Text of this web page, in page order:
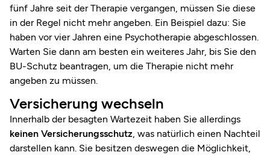
fünf Jahre seit der Therapie vergangen, müssen Sie diese
in der Regel nicht mehr angeben. Ein Beispiel dazu: Sie
haben vor vier Jahren eine Psychotherapie abgeschlossen.
Warten Sie dann am besten ein weiteres Jahr, bis Sie den
BU-Schutz beantragen, um die Therapie nicht mehr
angeben zu müssen.
Versicherung wechseln
Innerhalb der besagten Wartezeit haben Sie allerdings
keinen Versicherungsschutz, was natürlich einen Nachteil
darstellen kann. Sie besitzen deswegen die Möglichkeit,